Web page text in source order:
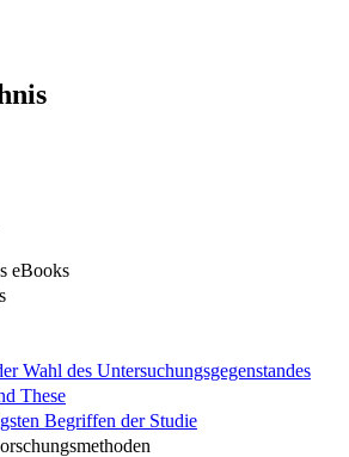
eBooks
Wahl des Untersuchungsgegenstandes
These
Begriffen der Studie